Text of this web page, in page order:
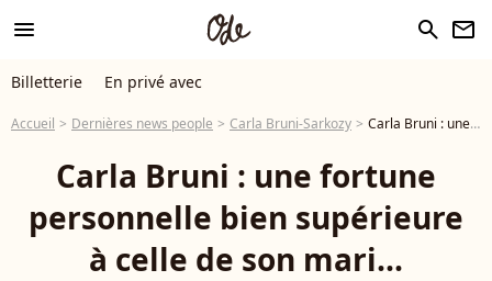
menu search newsletter
Billetterie En privé avec
Accueil Dernières news people Carla Bruni-Sarkozy Carla Bruni : une fortune personnelle bien supérieure à celle de son mari...
Carla Bruni : une fortune
personnelle bien supérieure
à celle de son mari...